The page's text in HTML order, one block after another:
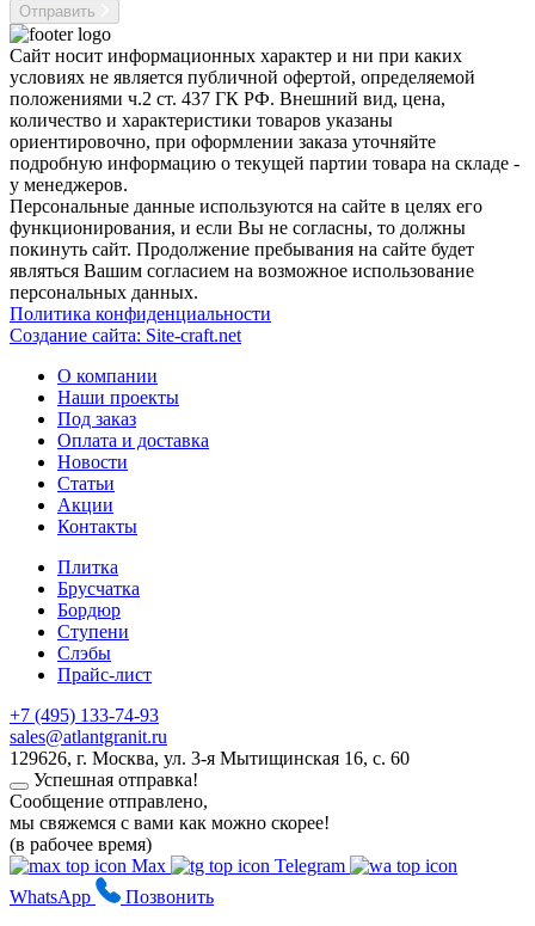
Отправить
Сайт носит информационных характер и ни при каких
условиях не является публичной офертой, определяемой
положениями ч.2 ст. 437 ГК РФ. Внешний вид, цена,
количество и характеристики товаров указаны
ориентировочно, при оформлении заказа уточняйте
подробную информацию о текущей партии товара на складе -
у менеджеров.
Персональные данные используются на сайте в целях его
функционирования, и если Вы не согласны, то должны
покинуть сайт. Продолжение пребывания на сайте будет
являться Вашим согласием на возможное использование
персональных данных.
Политика конфиденциальности
Создание сайтa: Site-craft.net
О компании
Наши проекты
Под заказ
Оплата и доставка
Новости
Статьи
Акции
Контакты
Плитка
Брусчатка
Бордюр
Ступени
Слэбы
Прайс-лист
+7 (495) 133-74-93
sales@atlantgranit.ru
129626, г. Москва, ул. 3-я Мытищинская 16, с. 60
Успешная отправка!
Сообщение отправлено,
мы свяжемся с вами как можно скорее!
(в рабочее время)
Max
Telegram
WhatsApp
Позвонить